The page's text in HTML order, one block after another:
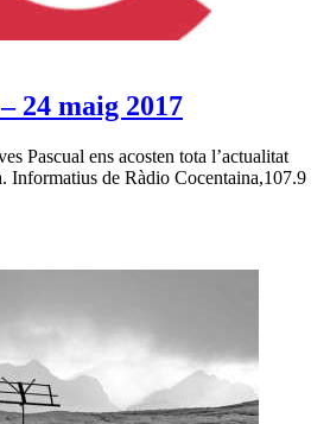
24 maig 2017
Pascual ens acosten tota l’actualitat
Informatius de Ràdio Cocentaina,107.9